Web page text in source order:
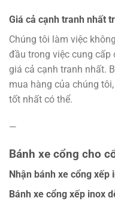
Giá cả cạnh tranh nhất
Chúng tôi làm việc
đầu trong việc cung
giá cả cạnh tranh nhất.
mua hàng của chúng
tốt nhất có thể.
—
Bánh xe cổng cho
Nhận bánh xe cổng
Bánh xe cổng xếp inox